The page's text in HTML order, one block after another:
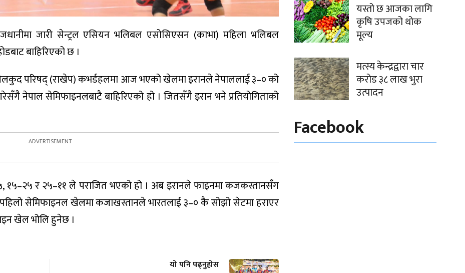
जारी सेन्ट्रल एसियन भलिबल एसोसिएसन (काभा) महिला भलिबल
बाहिरिएको छ ।
खेलकुद परिषद् (राखेप) कभर्डहलमा आज भएको खेलमा इरानले नेपाललाई ३–० को
नेपाल सेमिफाइनलबाटै बाहिरिएको हो । जितसँगै इरान भने प्रतियोगिताको
१५–२५ र २५–११ ले पराजित भएको हो । अब इरानले फाइनमा कजकस्तानसँग
सेमिफाइनल खेलमा कजाखस्तानले भारतलाई ३–० कै सोझो सेटमा हराएर
खेल भोलि हुनेछ ।
यो पनि पढ्नुहोस
यस्तो छ आजका लागि
कृषि उपजको थोक
मूल्य
मत्स्य केन्द्रद्वारा चार
करोड ३८ लाख भुरा
उत्पादन
Facebook